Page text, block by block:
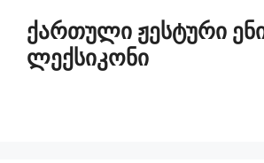
ქართული ჟესტური
ლექსიკონი